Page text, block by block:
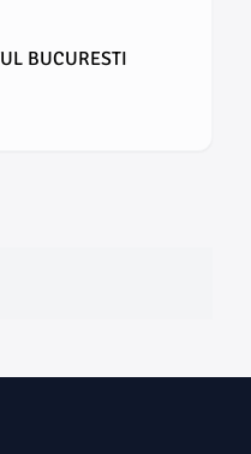
BUCURESTI